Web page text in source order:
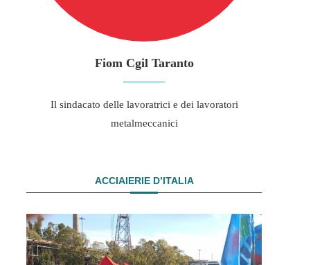
Fiom Cgil Taranto
Il sindacato delle lavoratrici e dei lavoratori
metalmeccanici
ACCIAIERIE D’ITALIA